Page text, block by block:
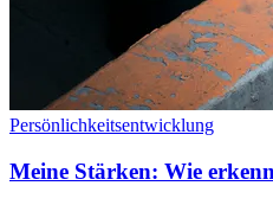
Persönlichkeitsentwicklung
Meine Stärken: Wie